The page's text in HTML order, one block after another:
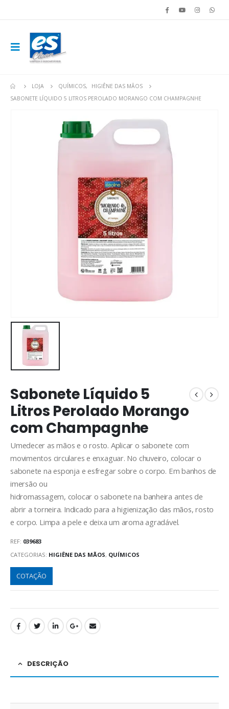
LOJA QUÍMICOS,
HIGIÊNE DAS MÃOS
SABONETE LÍQUIDO 5 LITROS PEROLADO MORANGO COM CHAMPAGNHE
Sabonete Líquido 5
Litros Perolado Morango
com Champagnhe
Umedecer as mãos e o rosto. Aplicar o sabonete com
movimentos circulares e enxaguar. No chuveiro, colocar o
sabonete na esponja e esfregar sobre o corpo. Em banhos de
imersão ou
hidromassagem, colocar o sabonete na banheira antes de
abrir a torneira. Indicado para a higienização das mãos, rosto
e corpo. Limpa a pele e deixa um aroma agradável.
REF: 039683
CATEGORIAS: HIGIÊNE DAS MÃOS, QUÍMICOS
COTAÇÃO
DESCRIÇÃO